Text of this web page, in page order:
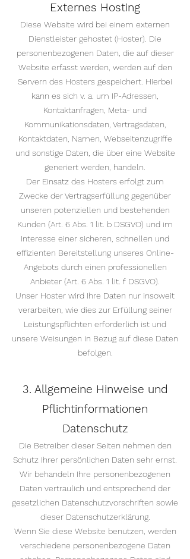
Externes Hosting
Diese Website wird bei einem externen
Dienstleister gehostet (Hoster). Die
personenbezogenen Daten, die auf dieser
Website erfasst werden, werden auf den
Servern des Hosters gespeichert. Hierbei
kann es sich v. a. um IP-Adressen,
Kontaktanfragen, Meta- und
Kommunikationsdaten, Vertragsdaten,
Kontaktdaten, Namen, Webseitenzugriffe
und sonstige Daten, die über eine Website
generiert werden, handeln.
Der Einsatz des Hosters erfolgt zum
Zwecke der Vertragserfüllung gegenüber
unseren potenziellen und bestehenden
Kunden (Art. 6 Abs. 1 lit. b DSGVO) und im
Interesse einer sicheren, schnellen und
effizienten Bereitstellung unseres Online-
Angebots durch einen professionellen
Anbieter (Art. 6 Abs. 1 lit. f DSGVO).
Unser Hoster wird Ihre Daten nur insoweit
verarbeiten, wie dies zur Erfüllung seiner
Leistungspflichten erforderlich ist und
unsere Weisungen in Bezug auf diese Daten
befolgen.
3. Allgemeine Hinweise und
Pflichtinformationen
Datenschutz
Die Betreiber dieser Seiten nehmen den
Schutz Ihrer persönlichen Daten sehr ernst.
Wir behandeln Ihre personenbezogenen
Daten vertraulich und entsprechend der
gesetzlichen Datenschutzvorschriften sowie
dieser Datenschutzerklärung.
Wenn Sie diese Website benutzen, werden
verschiedene personenbezogene Daten